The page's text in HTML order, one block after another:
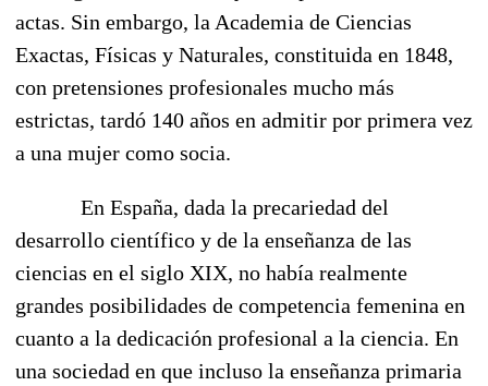
actas. Sin embargo, la Academia de Ciencias
Exactas, Físicas y Naturales, constituida en 1848,
con pretensiones profesionales mucho más
estrictas, tardó 140 años en admitir por primera vez
a una mujer como socia.
En España, dada la precariedad del
desarrollo científico y de la enseñanza de las
ciencias en el siglo XIX, no había realmente
grandes posibilidades de competencia femenina en
cuanto a la dedicación profesional a la ciencia. En
una sociedad en que incluso la enseñanza primaria